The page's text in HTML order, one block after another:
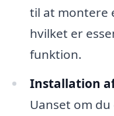
til at montere
hvilket er
funktion.
Installation
Uanset om